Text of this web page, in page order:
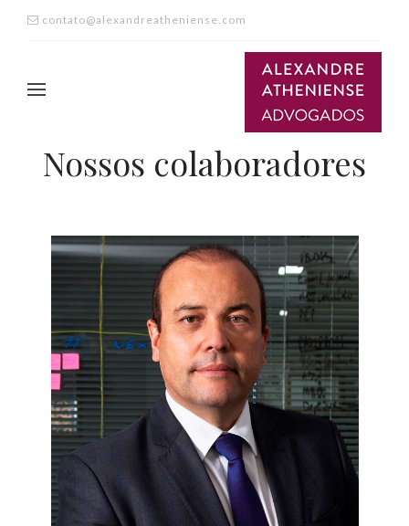
contato@alexandreatheniense.com
Nossos colaboradores